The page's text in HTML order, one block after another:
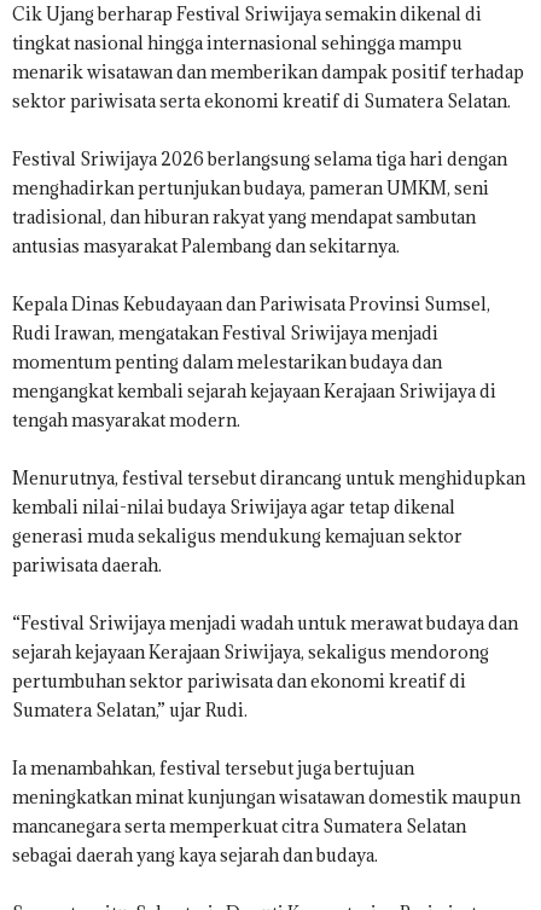
Cik Ujang berharap Festival Sriwijaya semakin dikenal di
tingkat nasional hingga internasional sehingga mampu
menarik wisatawan dan memberikan dampak positif terhadap
sektor pariwisata serta ekonomi kreatif di Sumatera Selatan.
Festival Sriwijaya 2026 berlangsung selama tiga hari dengan
menghadirkan pertunjukan budaya, pameran UMKM, seni
tradisional, dan hiburan rakyat yang mendapat sambutan
antusias masyarakat Palembang dan sekitarnya.
Kepala Dinas Kebudayaan dan Pariwisata Provinsi Sumsel,
Rudi Irawan, mengatakan Festival Sriwijaya menjadi
momentum penting dalam melestarikan budaya dan
mengangkat kembali sejarah kejayaan Kerajaan Sriwijaya di
tengah masyarakat modern.
Menurutnya, festival tersebut dirancang untuk menghidupkan
kembali nilai-nilai budaya Sriwijaya agar tetap dikenal
generasi muda sekaligus mendukung kemajuan sektor
pariwisata daerah.
“Festival Sriwijaya menjadi wadah untuk merawat budaya dan
sejarah kejayaan Kerajaan Sriwijaya, sekaligus mendorong
pertumbuhan sektor pariwisata dan ekonomi kreatif di
Sumatera Selatan,” ujar Rudi.
Ia menambahkan, festival tersebut juga bertujuan
meningkatkan minat kunjungan wisatawan domestik maupun
mancanegara serta memperkuat citra Sumatera Selatan
sebagai daerah yang kaya sejarah dan budaya.